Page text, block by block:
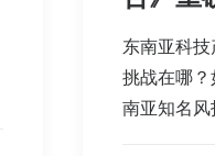
东南亚科
挑战在哪
南亚知名风